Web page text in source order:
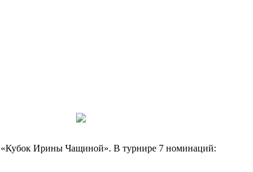
«Кубок Ирины Чащиной». В турнире 7 номинаций: